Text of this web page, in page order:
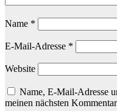
Name *
E-Mail-Adresse *
Website
Name, E-Mail-Adresse
meinen nächsten